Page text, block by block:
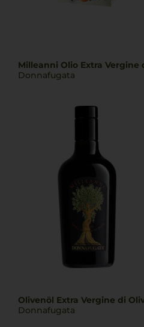
Milleanni Olio Extra Vergine
Donnafugata
Olivenöl Extra Vergine di
Donnafugata